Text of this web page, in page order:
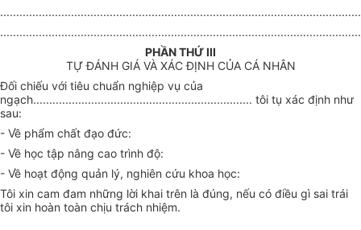
PHẦN THỨ III
TỰ ĐÁNH GIÁ VÀ XÁC ĐỊNH CỦA CÁ NHÂN
Đối chiếu với tiêu chuẩn nghiệp vụ của
ngạch.................................................................... tôi tụ xác định như
sau:
- Về phẩm chất đạo đức:
- Về học tập nâng cao trình độ:
- Về hoạt động quản lý, nghiên cứu khoa học:
Tôi xin cam đam những lời khai trên là đúng, nếu có điều gì sai trái
tôi xin hoàn toàn chịu trách nhiệm.